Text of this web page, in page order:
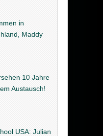
in
Maddy
10 Jahre
Austausch!
USA: Julian